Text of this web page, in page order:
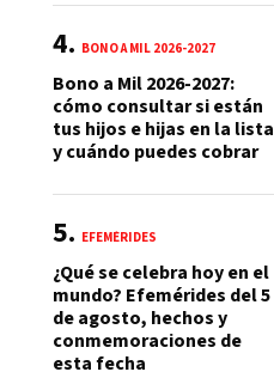
BONO A MIL 2026-2027
Bono a Mil 2026-2027:
cómo consultar si están
tus hijos e hijas en la lista
y cuándo puedes cobrar
EFEMÉRIDES
¿Qué se celebra hoy en el
mundo? Efemérides del 5
de agosto, hechos y
conmemoraciones de
esta fecha